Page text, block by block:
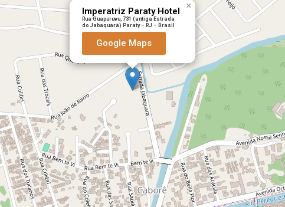
Imperatriz Paraty Hotel
Rua Guapuruvu, 731 (antiga Estrada
do Jabaquara) Paraty – RJ – Brasil
Google Maps
×